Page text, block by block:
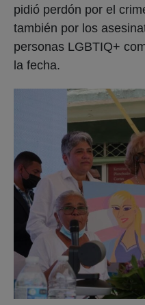
pidió perdón por el
también por los
personas LGBTIQ+
la fecha.